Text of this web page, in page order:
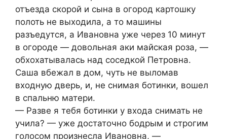
отъезда скорой и сына в огород картошку
полоть не выходила, а то машины
разъедутся, а Ивановна уже через 10 минут
в огороде — довольная аки майская роза, —
обхохатывалась над соседкой Петровна.
Саша вбежал в дом, чуть не выломав
входную дверь, и, не снимая ботинки, вошел
в спальню матери.
— Разве я тебя ботинки у входа снимать не
учила? — уже достаточно бодрым и строгим
голосом произнесла Ивановна, —